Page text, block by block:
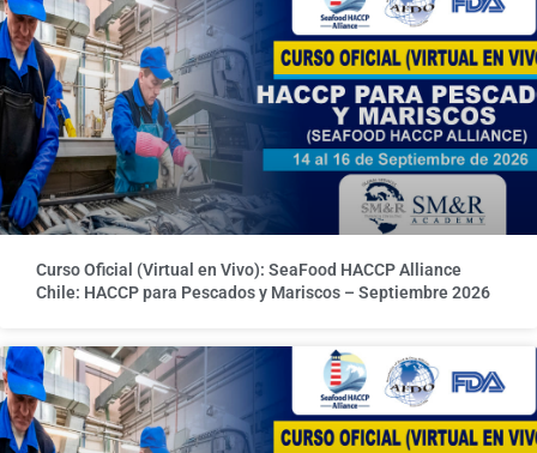
Curso Oficial (Virtual en Vivo): SeaFood HACCP Alliance
Chile: HACCP para Pescados y Mariscos – Septiembre 2026